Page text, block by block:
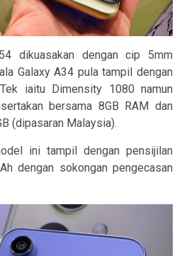
dikuasakan dengan cip 5mm
Galaxy A34 pula tampil dengan
iaitu Dimensity 1080 namun
bersama 8GB RAM dan
(dipasaran Malaysia).
ini tampil dengan pensijilan
dengan sokongan pengecasan